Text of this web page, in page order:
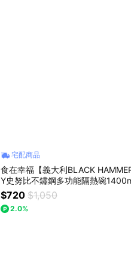
宅配商品
食在幸福【義大利BLACK
Y史努比不鏽鋼多功能隔熱碗
提隨身瓶490ml+匙筷組
$720 $1,050
2.0%